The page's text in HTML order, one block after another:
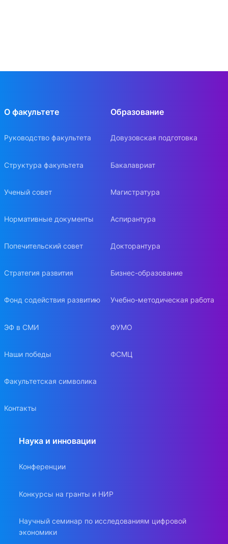
О факультете
Руководство факультета
Структура факультета
Ученый совет
Нормативные документы
Попечительский совет
Стратегия развития
Фонд содействия развитию
ЭФ в СМИ
Наши победы
Факультетская символика
Контакты
Образование
Довузовская подготовка
Бакалавриат
Магистратура
Аспирантура
Докторантура
Бизнес-образование
Учебно-методическая работа
ФУМО
ФСМЦ
Наука и инновации
Конференции
Конкурсы на гранты и НИР
Научный семинар по исследованиям цифровой
экономики